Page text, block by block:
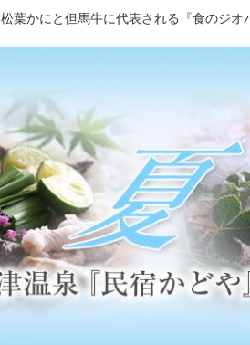
松葉かにと但馬牛に代表される『食のジ